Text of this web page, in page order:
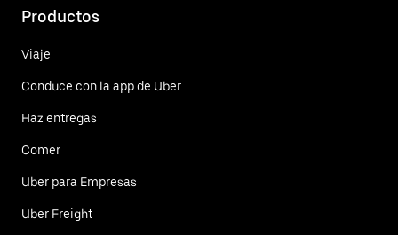
Productos
Viaje
Conduce con la app de Uber
Haz entregas
Comer
Uber para Empresas
Uber Freight